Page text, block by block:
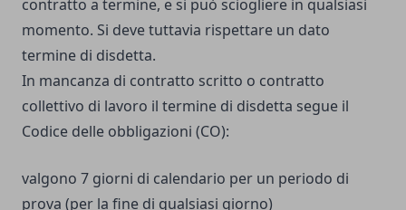
contratto a termine, e si può sciogliere in qualsiasi
momento. Si deve tuttavia rispettare un dato
termine di disdetta.
In mancanza di contratto scritto o contratto
collettivo di lavoro il termine di disdetta segue il
Codice delle obbligazioni (CO):
valgono 7 giorni di calendario per un periodo di
prova (per la fine di qualsiasi giorno)